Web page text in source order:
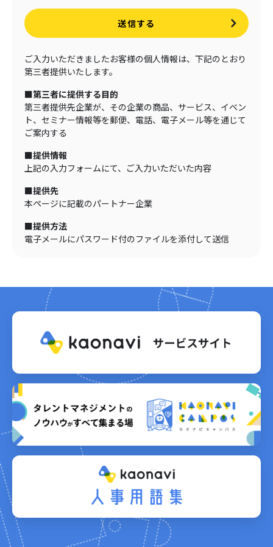
送信する
ご入力いただきましたお客様の個人情報は、下記のとおり
第三者提供いたします。
■第三者に提供する目的
第三者提供先企業が、その企業の商品、サービス、イベン
ト、セミナー情報等を郵便、電話、電子メール等を通じて
ご案内する
■提供情報
上記の入力フォームにて、ご入力いただいた内容
■提供先
本ページに記載のパートナー企業
■提供方法
電子メールにパスワード付のファイルを添付して送信